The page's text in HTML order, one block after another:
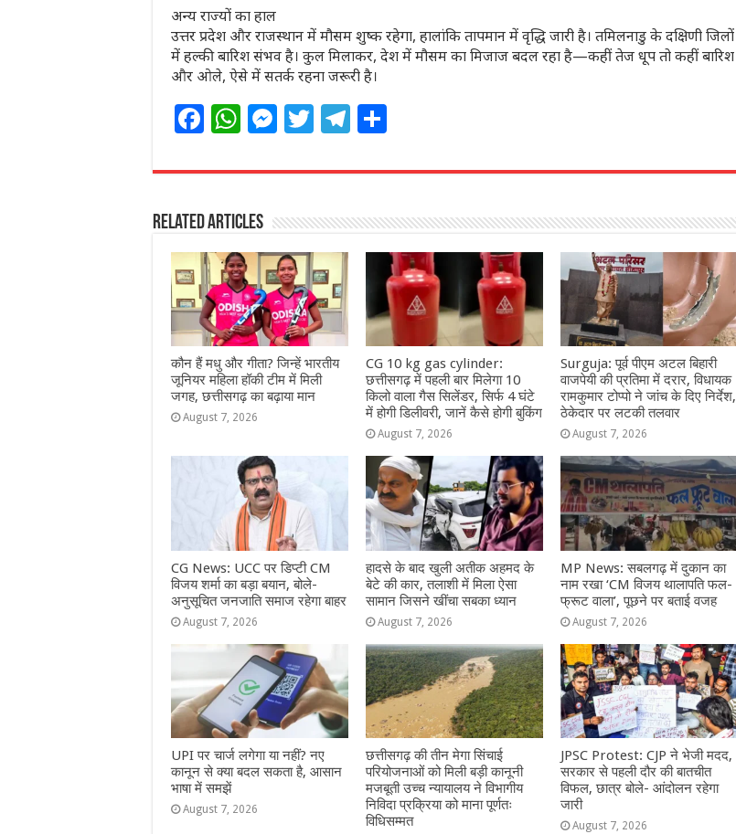
अन्य राज्यों का हाल
उत्तर प्रदेश और राजस्थान में मौसम शुष्क रहेगा, हालांकि तापमान में वृद्धि जारी है। तमिलनाडु के दक्षिणी जिलों
में हल्की बारिश संभव है। कुल मिलाकर, देश में मौसम का मिजाज बदल रहा है—कहीं तेज धूप तो कहीं बारिश
और ओले, ऐसे में सतर्क रहना जरूरी है।
F
c
e
b
o
o
k
W
at
s
A
p
p
M
ss
n
g
e
r
T
itt
r
T
e
ra
m
ar
Related Articles
कौन हैं मधु और गीता? जिन्हें भारतीय
जूनियर महिला हॉकी टीम में मिली
जगह, छत्तीसगढ़ का बढ़ाया मान
August 7, 2026
CG 10 kg gas cylinder:
छत्तीसगढ़ में पहली बार मिलेगा 10
किलो वाला गैस सिलेंडर, सिर्फ 4 घंटे
में होगी डिलीवरी, जानें कैसे होगी बुकिंग
August 7, 2026
Surguja: पूर्व पीएम अटल बिहारी
वाजपेयी की प्रतिमा में दरार, विधायक
रामकुमार टोप्पो ने जांच के दिए निर्देश,
ठेकेदार पर लटकी तलवार
August 7, 2026
CG News: UCC पर डिप्टी CM
विजय शर्मा का बड़ा बयान, बोले-
अनुसूचित जनजाति समाज रहेगा बाहर
August 7, 2026
हादसे के बाद खुली अतीक अहमद के
बेटे की कार, तलाशी में मिला ऐसा
सामान जिसने खींचा सबका ध्यान
August 7, 2026
MP News: सबलगढ़ में दुकान का
नाम रखा ‘CM विजय थालापति फल-
फ्रूट वाला’, पूछने पर बताई वजह
August 7, 2026
UPI पर चार्ज लगेगा या नहीं? नए
कानून से क्या बदल सकता है, आसान
भाषा में समझें
August 7, 2026
छत्तीसगढ़ की तीन मेगा सिंचाई
परियोजनाओं को मिली बड़ी कानूनी
मजबूती उच्च न्यायालय ने विभागीय
निविदा प्रक्रिया को माना पूर्णतः
विधिसम्मत
JPSC Protest: CJP ने भेजी मदद,
सरकार से पहली दौर की बातचीत
विफल, छात्र बोले- आंदोलन रहेगा
जारी
August 7, 2026